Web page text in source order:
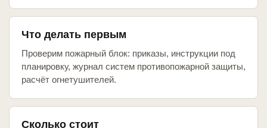
Что делать первым
Проверим пожарный блок: приказы, инструкции под
планировку, журнал систем противопожарной защиты,
расчёт огнетушителей.
Сколько стоит